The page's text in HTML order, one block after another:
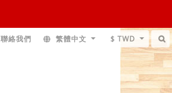
聯絡我們 繁體中文 $ TWD